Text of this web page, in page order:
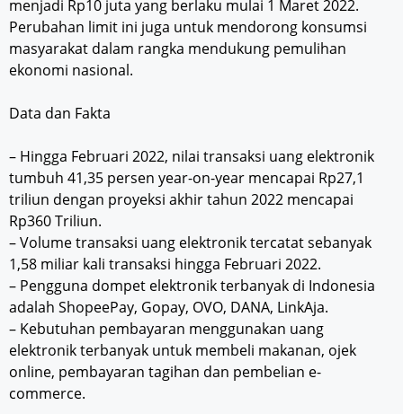
menjadi Rp10 juta yang berlaku mulai 1 Maret 2022.
Perubahan limit ini juga untuk mendorong konsumsi
masyarakat dalam rangka mendukung pemulihan
ekonomi nasional.
Data dan Fakta
– Hingga Februari 2022, nilai transaksi uang elektronik
tumbuh 41,35 persen year-on-year mencapai Rp27,1
triliun dengan proyeksi akhir tahun 2022 mencapai
Rp360 Triliun.
– Volume transaksi uang elektronik tercatat sebanyak
1,58 miliar kali transaksi hingga Februari 2022.
– Pengguna dompet elektronik terbanyak di Indonesia
adalah ShopeePay, Gopay, OVO, DANA, LinkAja.
– Kebutuhan pembayaran menggunakan uang
elektronik terbanyak untuk membeli makanan, ojek
online, pembayaran tagihan dan pembelian e-
commerce.